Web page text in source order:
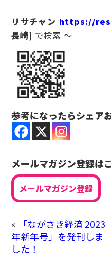
リサチャン https://
長崎] で検索 ～
参考になったらシェア
メールマガジン登録は
メールマガジン登録
«
「ながさき経済 2023
年新年号」を発刊しま
した！